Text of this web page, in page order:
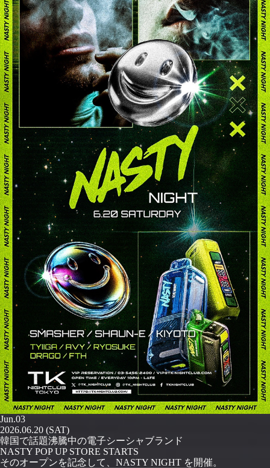
Jun.03
2026.06.20 (SAT)
韓国で話題沸騰中の電子シーシャブランド
NASTY POP UP STORE STARTS
そのオープンを記念して、NASTY NIGHT を開催。